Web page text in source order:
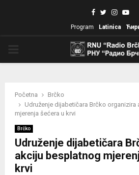
Facebook
Twitter
Program Latinica
Početna
Brčko
Udruženje dijabetičara Brčko
mjerenja šećera u krvi
Brčko
Udruženje dijabetičara
akciju besplatnog
krvi